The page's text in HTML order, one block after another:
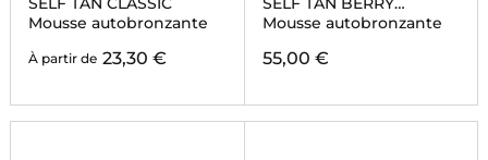
Mousse autobronzante
À partir de 23,30 €
SORBET
Mousse autobronzante
55,00 €